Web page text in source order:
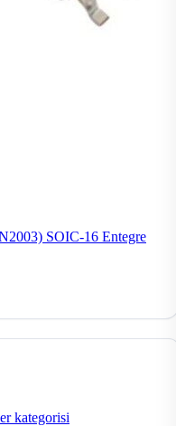
SOIC-16 Entegre
kategorisi